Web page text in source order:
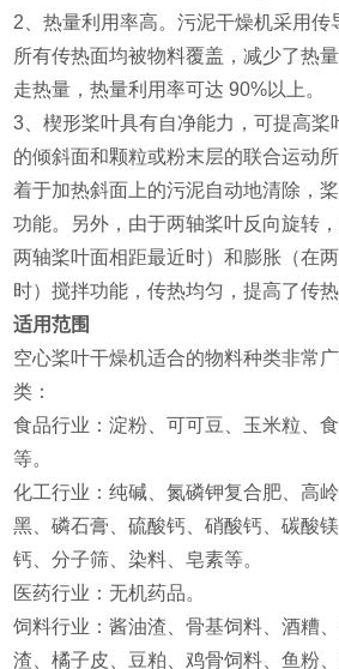
2、热量利用率高。污泥干燥机采用传
所有传热面均被物料覆盖，减少了热
走热量，热量利用率可达 90%以上。
3、楔形桨叶具有自净能力，可提高桨
的倾斜面和颗粒或粉末层的联合运动
着于加热斜面上的污泥自动地清除，
功能。另外，由于两轴桨叶反向旋转
两轴桨叶面相距最近时）和膨胀（在
时）搅拌功能，传热均匀，提高了传热
适用范围
空心桨叶干燥机适合的物料种类非常
类‌：
食品行业‌：淀粉、可可豆、玉米粒、
等‌。
化工行业‌：纯碱、氮磷钾复合肥、高
黑、磷石膏、硫酸钙、硝酸钙、碳酸
钙、分子筛、染料、皂素等‌。
‌医药行业‌：无机药品‌。
饲料行业‌：酱油渣、骨基饲料、酒糟
渣、橘子皮、豆粕、鸡骨饲料、鱼粉